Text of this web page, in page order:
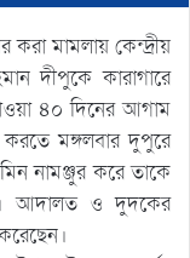
করা মামলায় কেন্দ্রীয়
দীপুকে কারাগারে
৪০ দিনের আগাম
মঙ্গলবার দুপুরে
নামঞ্জুর করে তাকে
আদালত ও দুদকের